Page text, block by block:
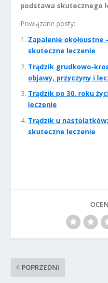
podstawa skutecznego
Powiązane posty:
Zapalenie okołoustne
skuteczne leczenie
Trądzik grudkowo-
objawy, przyczyny i
Trądzik po 30. roku
leczenie
Trądzik u
skuteczne leczenie
POPRZEDNI